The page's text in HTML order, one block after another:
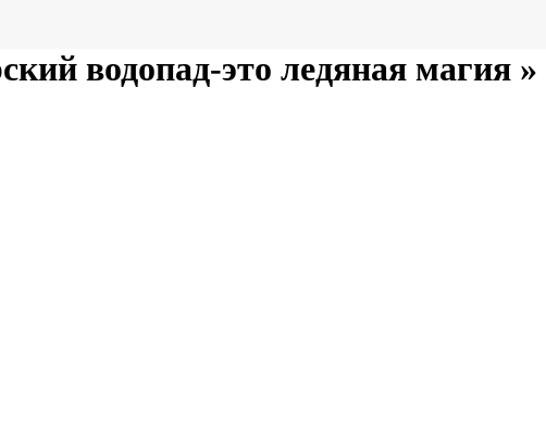
водопад-это ледяная магия »